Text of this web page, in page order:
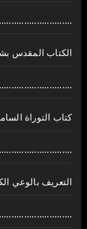
الكتاب المقدس
كتاب التوراة
ﺍﻟﺘﻌﺮﻳﻒ ﺑﺎﻟﻮﻋﻲ